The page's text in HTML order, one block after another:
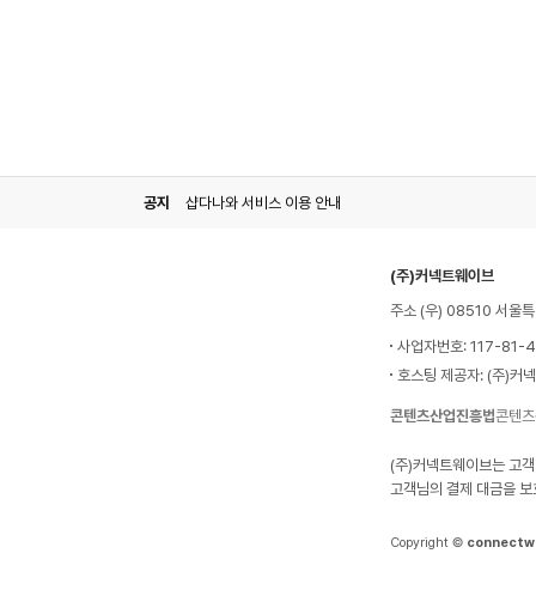
공지 샵다나와 서비스 이용 안내
(주)커넥트웨이브
주소 (우) 08510 서울
사업자번호: 117-81-
호스팅 제공자: (주)커
콘텐츠산업진흥법콘텐
(주)커넥트웨이브는 고
고객님의 결제 대금을
Copyright ©